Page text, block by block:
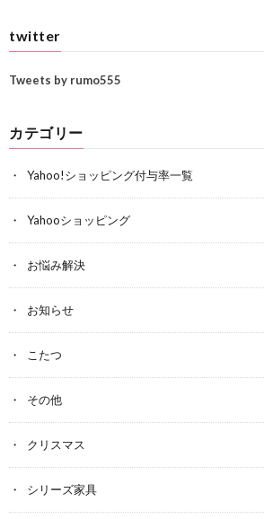
twitter
Tweets by rumo555
カテゴリー
Yahoo!ショッピング付与率一覧
Yahooショッピング
お悩み解決
お知らせ
こたつ
その他
クリスマス
シリーズ家具